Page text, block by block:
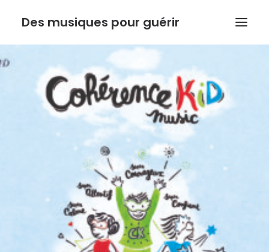
Des musiques pour guérir
ACCUEIL
ANTHONY DOUX
PSYCHORESONANCE
MUSIQUE DE L’INSTINCT
Recherche